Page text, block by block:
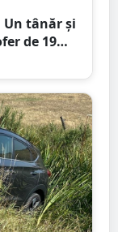
Un tânăr și
de 19